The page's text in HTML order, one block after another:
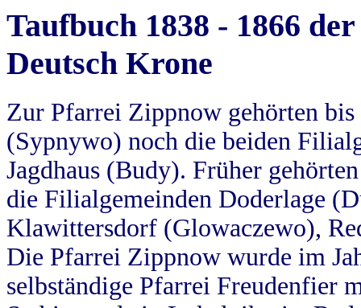
Taufbuch 1838 - 1866
Deutsch Krone
Zur Pfarrei Zippnow gehörten
(Sypnywo) noch die beiden
Jagdhaus (Budy). Früher
die Filialgemeinden Doderlage
Klawittersdorf (Glowaczewo),
Die Pfarrei Zippnow wurde im
selbständige Pfarrei Freudenfier